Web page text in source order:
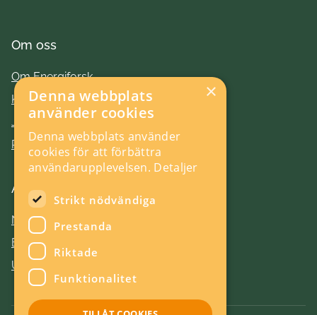
Om oss
Om Energiforsk
Kontakt
Jobba hos oss
Press
Aktuellt
Nyheter
Evenemang
Utlysningar
×
Denna webbplats
använder cookies
Denna webbplats använder
cookies för att förbättra
användarupplevelsen. Detaljer
Strikt nödvändiga
Prestanda
Riktade
Funktionalitet